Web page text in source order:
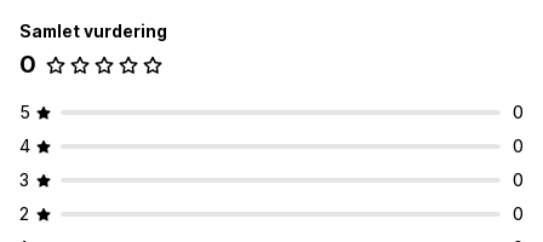
Analyse Sporing
Samlet vurdering
0
5
0
4
0
3
0
2
0